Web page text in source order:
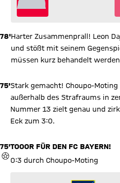
78'Harter Zusammenprall! Leon
und stößt mit seinem
müssen kurz behandelt
75'Stark gemacht! Choupo-Moting
außerhalb des Strafraums in
Nummer 13 zielt genau und
Eck zum 3:0.
75'
TOR
TOOOR FÜR DEN FC BAYERN!
0:3 durch Choupo-Moting